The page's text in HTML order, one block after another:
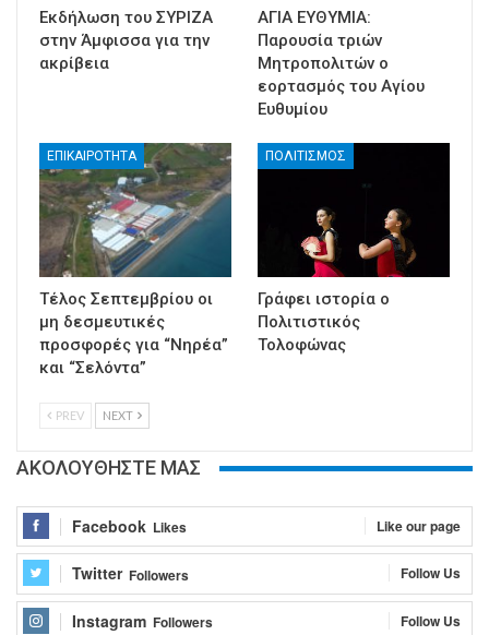
Εκδήλωση του ΣΥΡΙΖΑ
στην Άμφισσα για την
ακρίβεια
ΑΓΙΑ ΕΥΘΥΜΙΑ:
Παρουσία τριών
Μητροπολιτών ο
εορτασμός του Αγίου
Ευθυμίου
ΕΠΙΚΑΙΡΟΤΗΤΑ
Τέλος Σεπτεμβρίου οι
μη δεσμευτικές
προσφορές για “Νηρέα”
και “Σελόντα”
ΠΟΛΙΤΙΣΜΟΣ
Γράφει ιστορία ο
Πολιτιστικός
Τολοφώνας
PREV NEXT
ΑΚΟΛΟΥΘΗΣΤΕ ΜΑΣ
Facebook Likes Like our page
Twitter Followers Follow Us
Instagram Followers Follow Us